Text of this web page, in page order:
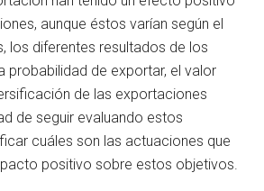
aunque éstos varían según el
los diferentes resultados de los
probabilidad de exportar, el valor
de las exportaciones
de seguir evaluando estos
cuáles son las actuaciones que
positivo sobre estos objetivos.